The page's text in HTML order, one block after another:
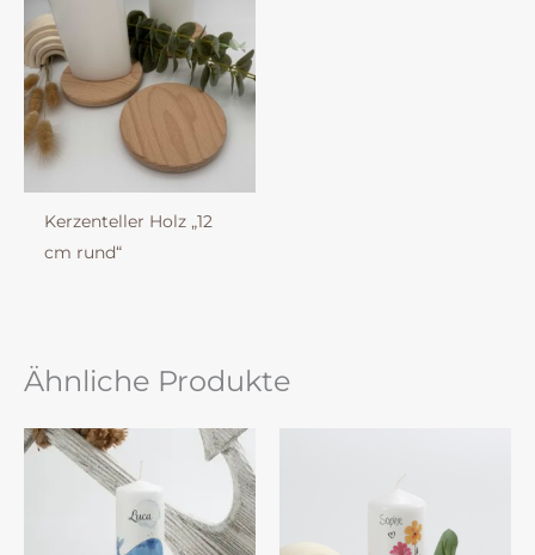
Kerzenteller Holz „12
cm rund“
Ähnliche Produkte